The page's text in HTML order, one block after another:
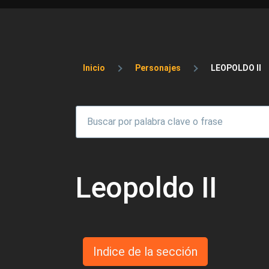
Sobrescribir enlaces
Inicio Personajes LEOPOLDO II
Leopoldo II
Indice de la sección